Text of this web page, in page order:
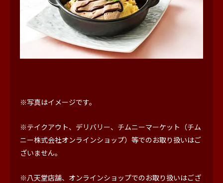
※写真はイメージです。
※テイクアウト、デリバリー、チムニーマーケット（チム
ニー株式会社オンラインショップ）等でのお取り扱いはご
ざいません。
※八天堂店舗、オンラインショップでのお取り扱いはござ